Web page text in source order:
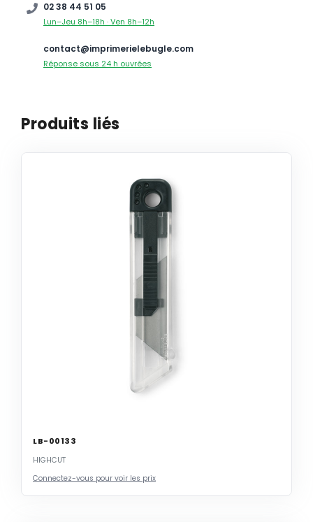
02 38 44 51 05
Lun–Jeu 8h–18h · Ven 8h–12h
contact@imprimerielebugle.com
Réponse sous 24 h ouvrées
Produits liés
LB-00133
HIGHCUT
Connectez-vous pour voir les prix